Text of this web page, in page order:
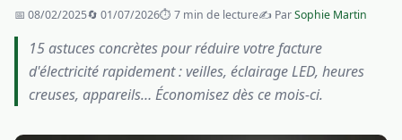
📅 08/02/2025🔄 01/07/2026⏱ 7 min de lecture✍️ ParSophie Martin
15 astuces concrètes pour réduire votre facture
d'électricité rapidement : veilles, éclairage LED, heures
creuses, appareils… Économisez dès ce mois-ci.